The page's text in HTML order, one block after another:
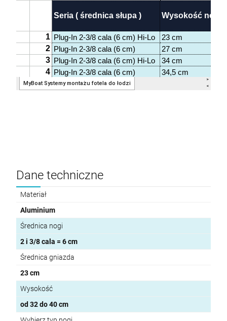
Dane techniczne
Materiał
Aluminium
Średnica nogi
2 i 3/8 cala = 6 cm
Średnica gniazda
23 cm
Wysokość
od 32 do 40 cm